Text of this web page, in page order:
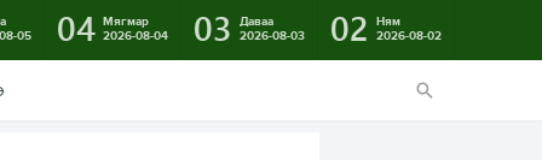
05
04 Мягмар
2026-08-04
03
Даваа
2026-08-03
02
Ням
2026-08-02